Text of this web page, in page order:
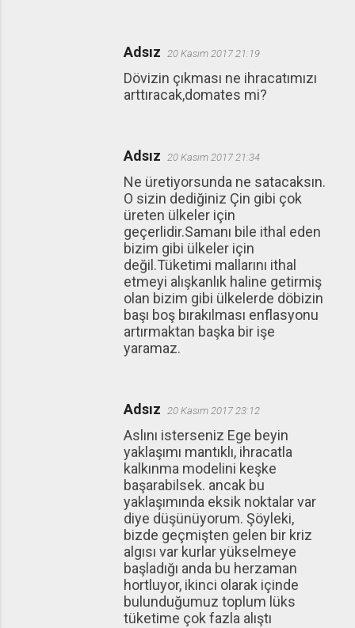
Adsız 20 Kasım 2017 21:19
Dövizin çıkması ne ihracatımızı
arttıracak,domates mi?
Adsız 20 Kasım 2017 21:34
Ne üretiyorsunda ne satacaksın.
O sizin dediğiniz Çin gibi çok
üreten ülkeler için
geçerlidir.Samanı bile ithal eden
bizim gibi ülkeler için
değil.Tüketimi mallarını ithal
etmeyi alışkanlık haline getirmiş
olan bizim gibi ülkelerde döbizin
başı boş bırakılması enflasyonu
artırmaktan başka bir işe
yaramaz.
Adsız 20 Kasım 2017 23:12
Aslını isterseniz Ege beyin
yaklaşımı mantıklı, ihracatla
kalkınma modelini keşke
başarabilsek. ancak bu
yaklaşımında eksik noktalar var
diye düşünüyorum. Şöyleki,
bizde geçmişten gelen bir kriz
algısı var kurlar yükselmeye
başladığı anda bu herzaman
hortluyor, ikinci olarak içinde
bulunduğumuz toplum lüks
tüketime çok fazla alıştı